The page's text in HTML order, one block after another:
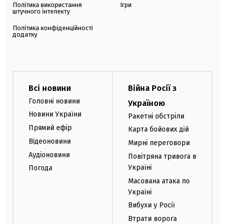
Політика використання
штучного інтелекту
Політика конфіденційності
додатку
Ігри
Всі новини
Головні новини
Новини України
Прямий ефір
Відеоновини
Аудіоновини
Погода
Війна Росії з
Україною
Ракетні обстріли
Карта бойових дій
Мирні переговори
Повітряна тривога в
Україні
Масована атака по
Україні
Вибухи у Росії
Втрати ворога